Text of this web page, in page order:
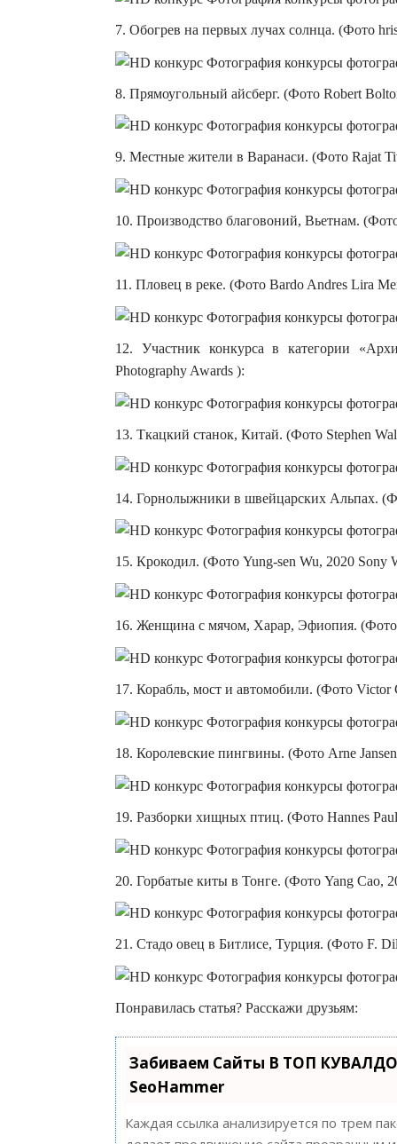
7. Обогрев на первых лучах солнца. (Фото
8. Прямоугольный айсберг. (Фото Robert
9. Местные жители в Варанаси. (Фото Rajat
10. Производство благовоний, Вьетнам.
11. Пловец в реке. (Фото Bardo Andres Lira
12. Участник конкурса в категории
Photography Awards ):
13. Ткацкий станок, Китай. (Фото Stephen
14. Горнолыжники в швейцарских Альпах.
15. Крокодил. (Фото Yung-sen Wu, 2020 Sony
16. Женщина с мячом, Харар, Эфиопия. (Фото
17. Корабль, мост и автомобили. (Фото
18. Королевские пингвины. (Фото Arne
19. Разборки хищных птиц. (Фото Hannes
20. Горбатые киты в Тонге. (Фото Yang Cao,
21. Стадо овец в Битлисе, Турция. (Фото F.
Понравилась статья? Расскажи друзьям:
Забиваем Сайты В ТОП
SeoHammer
Каждая ссылка анализируется по трем